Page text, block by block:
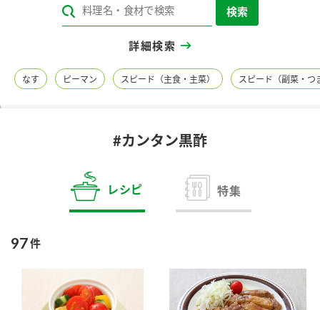
レシピカテゴリ一覧
レシピ名特集
商品カテゴリ
お酢ドリンク ぽん酢
ブランド・スペシャルサイト
検索
詳細検索
なす ピーマン スピード（主食・主菜） スピード（副菜・つ
#カンタン黒酢
レシピ 特集
97件